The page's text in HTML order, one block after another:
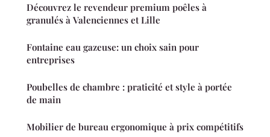
Découvrez le revendeur premium poêles à
granulés à Valenciennes et Lille
Fontaine eau gazeuse: un choix sain pour
entreprises
Poubelles de chambre : praticité et style à portée
de main
Mobilier de bureau ergonomique à prix compétitifs